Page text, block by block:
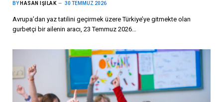
BY HASAN IŞILAK 30 TEMMUZ 2026
Avrupa’dan yaz tatilini geçirmek üzere Türkiye’ye gitmekte olan
gurbetçi bir ailenin aracı, 23 Temmuz 2026…